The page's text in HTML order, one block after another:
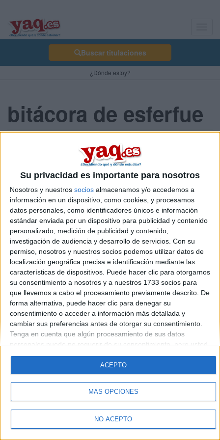
Su privacidad es importante para nosotros
Nosotros y nuestros socios almacenamos y/o accedemos a
información en un dispositivo, como cookies, y procesamos
datos personales, como identificadores únicos e información
estándar enviada por un dispositivo para publicidad y contenido
personalizado, medición de publicidad y contenido,
investigación de audiencia y desarrollo de servicios. Con su
permiso, nosotros y nuestros socios podemos utilizar datos de
localización geográfica precisa e identificación mediante las
características de dispositivos. Puede hacer clic para otorgarnos
su consentimiento a nosotros y a nuestros 1733 socios para
que llevemos a cabo el procesamiento previamente descrito. De
forma alternativa, puede hacer clic para denegar su
consentimiento o acceder a información más detallada y
cambiar sus preferencias antes de otorgar su consentimiento.
Tenga en cuenta que algún procesamiento de sus datos
personales puede no requerir de su consentimiento, pero usted
tiene el derecho de rechazar tal procesamiento. Sus
preferencias se aplicarán solo a este sitio web. Puede cambiar
sus preferencias o retirar su consentimiento en cualquier
momento volviendo a este sitio y haciendo clic en el botón
"Privacidad" en la parte inferior de la página web.
MÁS OPCIONES
NO ACEPTO
ACEPTO
Buscar titulaciones
¿Dónde estoy?
bitácora de esferfue
hola estoy interesada en ing quimica, industrial y organizacion
industrial... alguien m pued ayudar? weno gracias d toas formas..
un bso ESTER de ZAMORA
2 comentarios
Quiénes somos|Contactar|Anúnciate
Aviso legal|Politica de privacidad|Condiciones generales|Política
de cookies
© 2003-2026Compás Mediterráneo S.L.- Diego de León 47 - 28006
Madrid [ESPAÑA] - Tel. +34 91 593 2767